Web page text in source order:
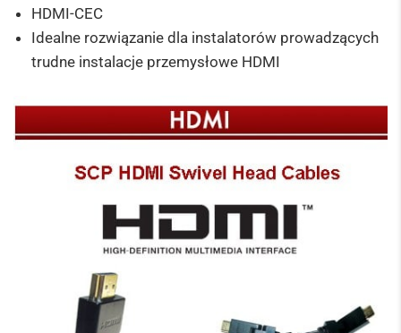
HDMI-CEC
Idealne rozwiązanie dla instalatorów prowadzących
trudne instalacje przemysłowe HDMI